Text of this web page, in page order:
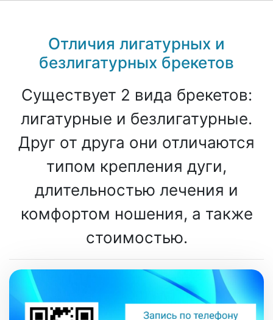
Отличия лигатурных и
безлигатурных брекетов
Существует 2 вида брекетов:
лигатурные и безлигатурные.
Друг от друга они отличаются
типом крепления дуги,
длительностью лечения и
комфортом ношения, а также
стоимостью.